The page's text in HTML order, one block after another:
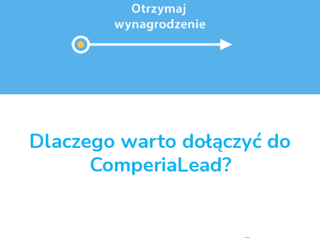
Dlaczego warto dołączyć do
ComperiaLead?